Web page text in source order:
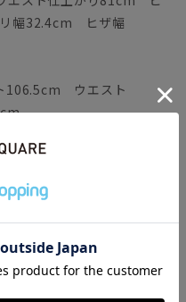
幅32.4cm ヒザ幅
106.5cm ウエスト
33cm ヒザ幅21.1cm
100.5cm ウエスト
エスト仕上がり79cm ヒ